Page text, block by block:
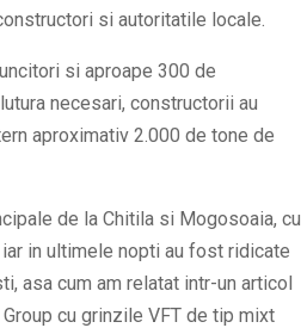
si autoritatile locale.
si aproape 300 de
necesari, constructorii au
aproximativ 2.000 de tone de
de la Chitila si Mogosoaia, cu
in ultimele nopti au fost ridicate
asa cum am relatat intr-un articol
cu grinzile VFT de tip mixt